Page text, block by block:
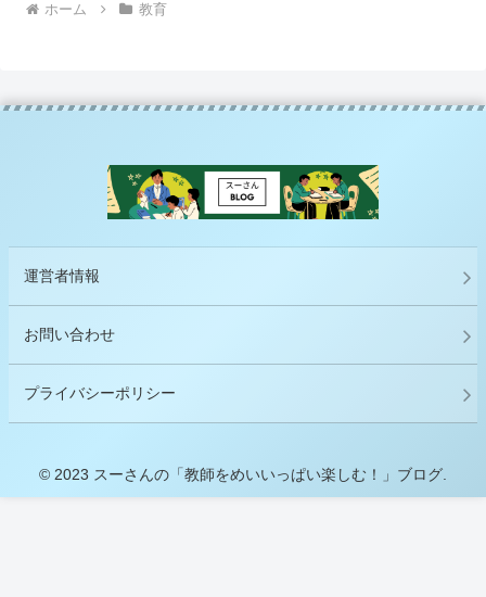
ホーム 教育
運営者情報
お問い合わせ
プライバシーポリシー
© 2023 スーさんの「教師をめいいっぱい楽しむ！」ブログ.